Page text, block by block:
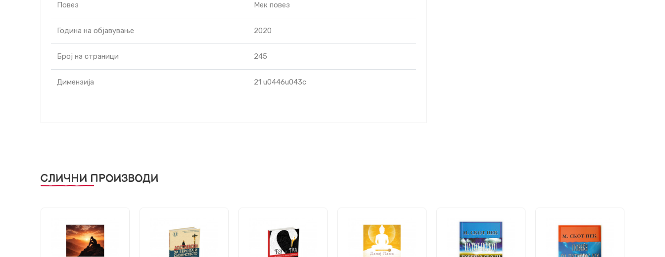
Повез Мек повез
Година на објавување 2020
Број на страници 245
Димензија 21 u0446u043c
СЛИЧНИ ПРОИЗВОДИ